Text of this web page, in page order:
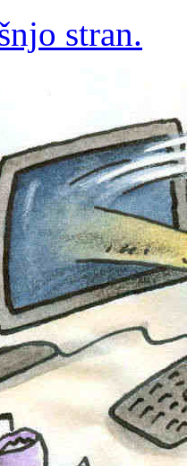
stran.